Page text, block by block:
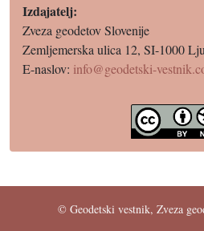
Izdajatelj:
Zveza geodetov Slovenije
Zemljemerska ulica 12, SI-1000
E-naslov: info@geodetski-
© Geodetski vestnik, Zveza